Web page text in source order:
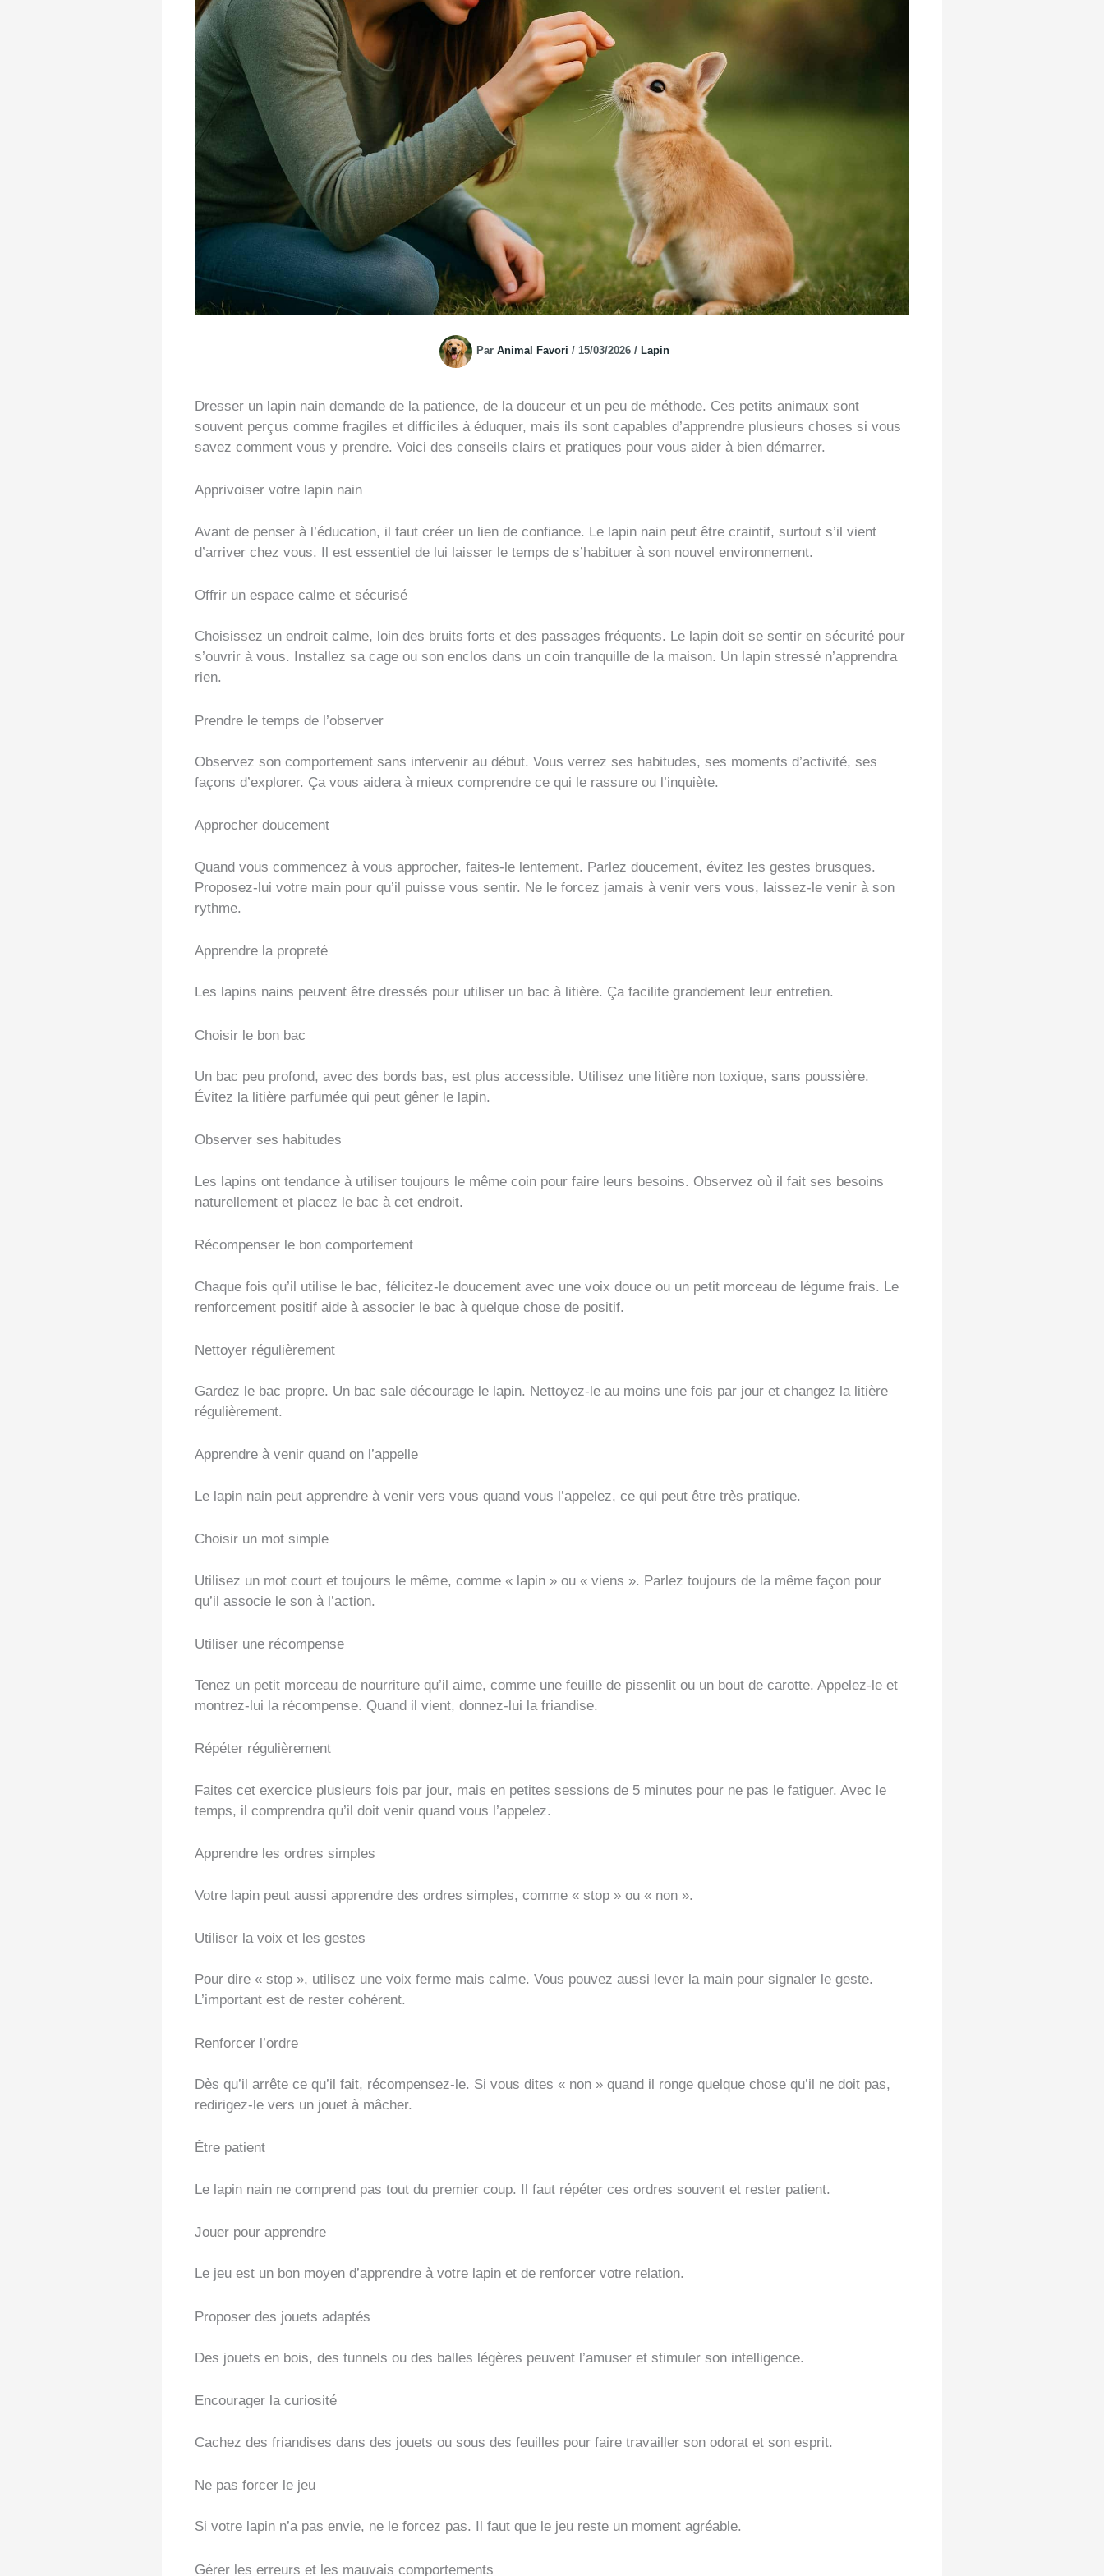
Par Animal Favori / 15/03/2026 / Lapin
Dresser un lapin nain demande de la patience, de la douceur et un peu de méthode. Ces petits animaux sont
souvent perçus comme fragiles et difficiles à éduquer, mais ils sont capables d’apprendre plusieurs choses si vous
savez comment vous y prendre. Voici des conseils clairs et pratiques pour vous aider à bien démarrer.
Apprivoiser votre lapin nain
Avant de penser à l’éducation, il faut créer un lien de confiance. Le lapin nain peut être craintif, surtout s’il vient
d’arriver chez vous. Il est essentiel de lui laisser le temps de s’habituer à son nouvel environnement.
Offrir un espace calme et sécurisé
Choisissez un endroit calme, loin des bruits forts et des passages fréquents. Le lapin doit se sentir en sécurité pour
s’ouvrir à vous. Installez sa cage ou son enclos dans un coin tranquille de la maison. Un lapin stressé n’apprendra
rien.
Prendre le temps de l’observer
Observez son comportement sans intervenir au début. Vous verrez ses habitudes, ses moments d’activité, ses
façons d’explorer. Ça vous aidera à mieux comprendre ce qui le rassure ou l’inquiète.
Approcher doucement
Quand vous commencez à vous approcher, faites-le lentement. Parlez doucement, évitez les gestes brusques.
Proposez-lui votre main pour qu’il puisse vous sentir. Ne le forcez jamais à venir vers vous, laissez-le venir à son
rythme.
Apprendre la propreté
Les lapins nains peuvent être dressés pour utiliser un bac à litière. Ça facilite grandement leur entretien.
Choisir le bon bac
Un bac peu profond, avec des bords bas, est plus accessible. Utilisez une litière non toxique, sans poussière.
Évitez la litière parfumée qui peut gêner le lapin.
Observer ses habitudes
Les lapins ont tendance à utiliser toujours le même coin pour faire leurs besoins. Observez où il fait ses besoins
naturellement et placez le bac à cet endroit.
Récompenser le bon comportement
Chaque fois qu’il utilise le bac, félicitez-le doucement avec une voix douce ou un petit morceau de légume frais. Le
renforcement positif aide à associer le bac à quelque chose de positif.
Nettoyer régulièrement
Gardez le bac propre. Un bac sale décourage le lapin. Nettoyez-le au moins une fois par jour et changez la litière
régulièrement.
Apprendre à venir quand on l’appelle
Le lapin nain peut apprendre à venir vers vous quand vous l’appelez, ce qui peut être très pratique.
Choisir un mot simple
Utilisez un mot court et toujours le même, comme « lapin » ou « viens ». Parlez toujours de la même façon pour
qu’il associe le son à l’action.
Utiliser une récompense
Tenez un petit morceau de nourriture qu’il aime, comme une feuille de pissenlit ou un bout de carotte. Appelez-le et
montrez-lui la récompense. Quand il vient, donnez-lui la friandise.
Répéter régulièrement
Faites cet exercice plusieurs fois par jour, mais en petites sessions de 5 minutes pour ne pas le fatiguer. Avec le
temps, il comprendra qu’il doit venir quand vous l’appelez.
Apprendre les ordres simples
Votre lapin peut aussi apprendre des ordres simples, comme « stop » ou « non ».
Utiliser la voix et les gestes
Pour dire « stop », utilisez une voix ferme mais calme. Vous pouvez aussi lever la main pour signaler le geste.
L’important est de rester cohérent.
Renforcer l’ordre
Dès qu’il arrête ce qu’il fait, récompensez-le. Si vous dites « non » quand il ronge quelque chose qu’il ne doit pas,
redirigez-le vers un jouet à mâcher.
Être patient
Le lapin nain ne comprend pas tout du premier coup. Il faut répéter ces ordres souvent et rester patient.
Jouer pour apprendre
Le jeu est un bon moyen d’apprendre à votre lapin et de renforcer votre relation.
Proposer des jouets adaptés
Des jouets en bois, des tunnels ou des balles légères peuvent l’amuser et stimuler son intelligence.
Encourager la curiosité
Cachez des friandises dans des jouets ou sous des feuilles pour faire travailler son odorat et son esprit.
Ne pas forcer le jeu
Si votre lapin n’a pas envie, ne le forcez pas. Il faut que le jeu reste un moment agréable.
Gérer les erreurs et les mauvais comportements